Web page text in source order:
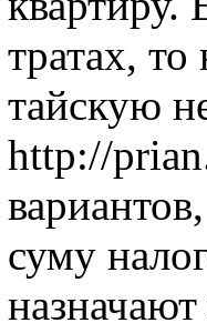
тратах,
тайскую
http://
суму